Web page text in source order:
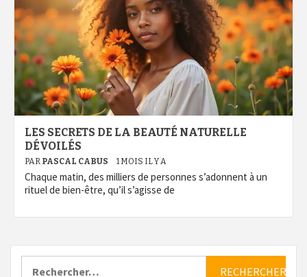
LES SECRETS DE LA BEAUTÉ NATURELLE
DÉVOILÉS
PAR PASCAL CABUS 1 MOIS IL Y A
Chaque matin, des milliers de personnes s’adonnent à un
rituel de bien-être, qu’il s’agisse de